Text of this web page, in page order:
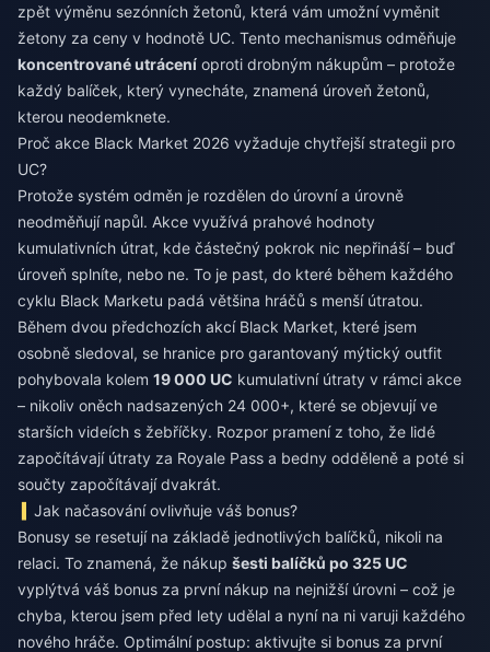
zpět výměnu sezónních žetonů, která vám umožní vyměnit
žetony za ceny v hodnotě UC. Tento mechanismus odměňuje
koncentrované utrácení oproti drobným nákupům – protože
každý balíček, který vynecháte, znamená úroveň žetonů,
kterou neodemknete.
Proč akce Black Market 2026 vyžaduje chytřejší strategii pro
UC?
Protože systém odměn je rozdělen do úrovní a úrovně
neodměňují napůl. Akce využívá prahové hodnoty
kumulativních útrat, kde částečný pokrok nic nepřináší – buď
úroveň splníte, nebo ne. To je past, do které během každého
cyklu Black Marketu padá většina hráčů s menší útratou.
Během dvou předchozích akcí Black Market, které jsem
osobně sledoval, se hranice pro garantovaný mýtický outfit
pohybovala kolem 19 000 UC kumulativní útraty v rámci akce
– nikoliv oněch nadsazených 24 000+, které se objevují ve
starších videích s žebříčky. Rozpor pramení z toho, že lidé
započítávají útraty za Royale Pass a bedny odděleně a poté si
součty započítávají dvakrát.
Jak načasování ovlivňuje váš bonus?
Bonusy se resetují na základě jednotlivých balíčků, nikoli na
relaci. To znamená, že nákup šesti balíčků po 325 UC
vyplýtvá váš bonus za první nákup na nejnižší úrovni – což je
chyba, kterou jsem před lety udělal a nyní na ni varuji každého
nového hráče. Optimální postup: aktivujte si bonus za první